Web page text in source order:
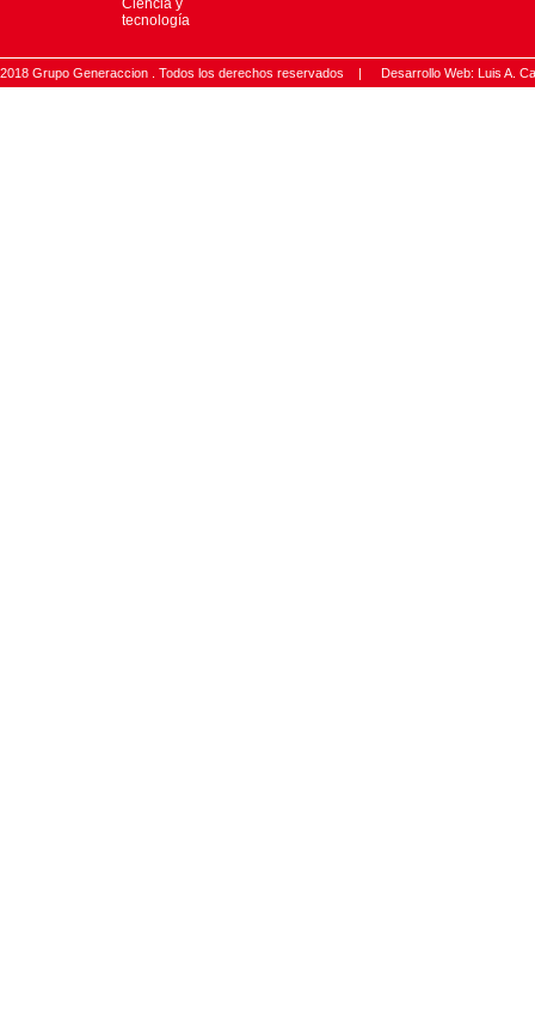
Ciencia y
tecnología
2018 Grupo Generaccion . Todos los derechos reservados | Desarrollo Web: Luis